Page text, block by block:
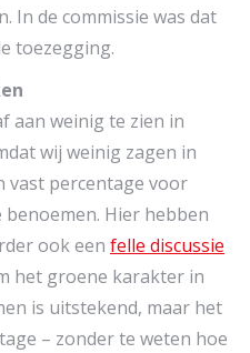
In de commissie was dat
toezegging.
aan weinig te zien in
wij weinig zagen in
vast percentage voor
Hier hebben
ook een felle discussie
het groene karakter in
is uitstekend, maar het
– zonder te weten hoe